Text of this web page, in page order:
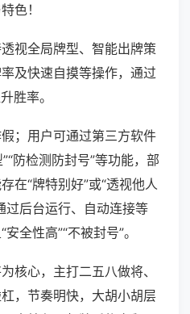
色！
视全局牌型、智能出牌策
及快速自摸等操作，通过
胜率。
；用户可通过第三方软件
防检测防封号”等功能，部
在“牌特别好”或“透视他人
过后台运行、自动连接等
全性高”“不被封号”。
核心，主打二五八做将、
，节奏明快，大胡小胡层